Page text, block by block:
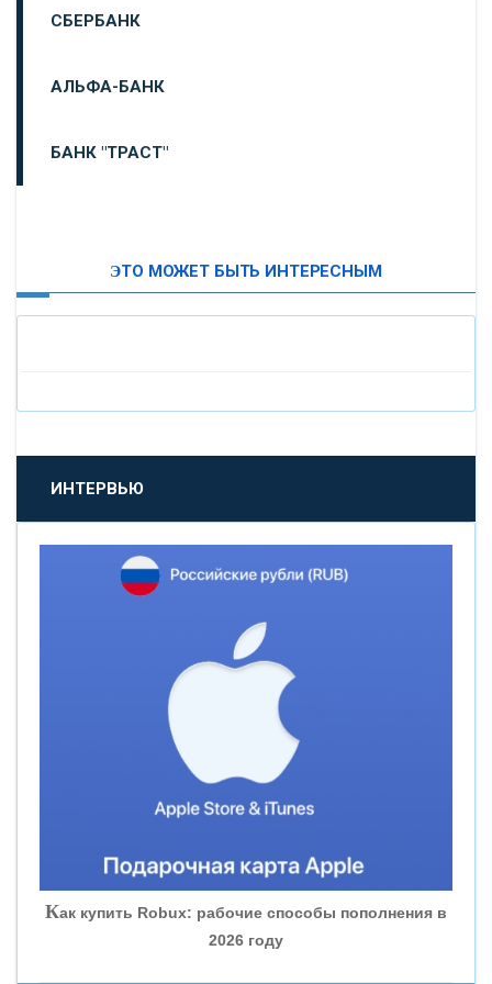
СБЕРБАНК
АЛЬФА-БАНК
БАНК "ТРАСТ"
«БАНК САНКТ-ПЕТЕРБУРГ»
«ПРОМСВЯЗЬБАНК»
«НОВИКОМБАНК»
«ВНЕШПРОМБАНК»
«БАНК ГЛОБЭКС»
«СОВКОМБАНК»
ЭТО МОЖЕТ БЫТЬ ИНТЕРЕСНЫМ
ИНТЕРВЬЮ
Как купить Robux: рабочие способы пополнения в
2026 году